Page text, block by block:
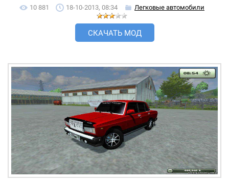
10 881 18-10-2013, 08:34 Легковые автомобили
СКАЧАТЬ МОД